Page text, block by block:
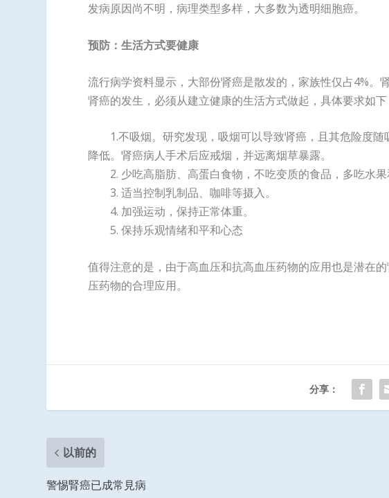
发病原因尚不明，病理类型多样，大多数为透明细胞癌。
预防：生活方式要健康
流行病学资料显示，大部份肾癌是散发的，家族性仅占4%。
肾癌的发生，必须从建立健康的生活方式做起，具体
1.不吸烟。研究发现，吸烟可以导致肾癌，且其危险度随
降低。肾癌病人手术后应戒烟，并远离烟草暴露。
2. 少吃高脂肪、高蛋白食物，不吃变质的食品，多吃水果
3. 适当控制乳制品、咖啡等摄入。
4. 加强运动，保持正常体重。
5. 保持乐观情绪和平和心态
值得注意的是，由于高血压和抗高血压药物的应用也是潜在
压药物的合理应用。
分享：
以前的
警惕腎癌已成常見病